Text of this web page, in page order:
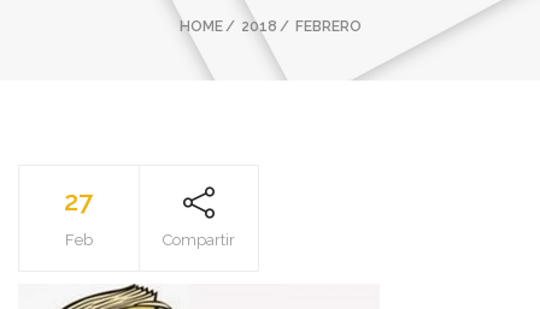
HOME 2018 FEBRERO
27
Feb Compartir